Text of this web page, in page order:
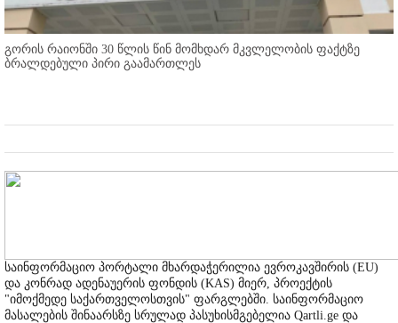
გორის რაიონში 30 წლის წინ მომხდარ მკვლელობის ფაქტზე
ბრალდებული პირი გაამართლეს
საინფორმაციო პორტალი მხარდაჭერილია ევროკავშირის (EU)
და კონრად ადენაუერის ფონდის (KAS) მიერ, პროექტის
"იმოქმედე საქართველოსთვის" ფარგლებში. საინფორმაციო
მასალების შინაარსზე სრულად პასუხისმგებელია Qartli.ge და